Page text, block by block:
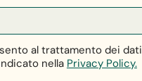
al trattamento dei dati
nella Privacy Policy.